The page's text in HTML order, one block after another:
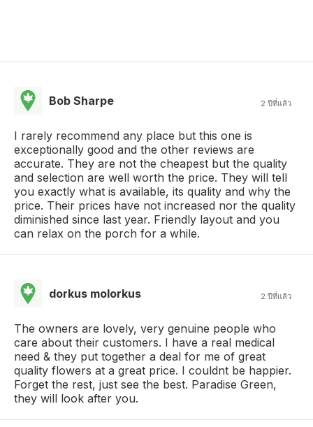
Bob Sharpe 2 ปีที่แล้ว
I rarely recommend any place but this one is
exceptionally good and the other reviews are
accurate. They are not the cheapest but the quality
and selection are well worth the price. They will tell
you exactly what is available, its quality and why the
price. Their prices have not increased nor the quality
diminished since last year. Friendly layout and you
can relax on the porch for a while.
dorkus molorkus 2 ปีที่แล้ว
The owners are lovely, very genuine people who
care about their customers. I have a real medical
need & they put together a deal for me of great
quality flowers at a great price. I couldnt be happier.
Forget the rest, just see the best. Paradise Green,
they will look after you.